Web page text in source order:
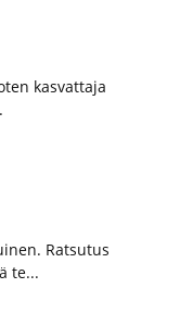
kasvattaja
Ratsutus
te...